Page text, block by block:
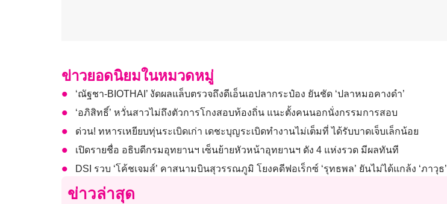
ข่าวยอดนิยมในหมวดหมู่
‘ณัฐชา-BIOTHAI’ งัดผลแล็บตรวจถึงดีเอ็นเอปลากระป๋อง ยันชัด ‘ปลาหมอคางดำ’
‘อภิสิทธิ์’ หวั่นสาวไม่ถึงตัวการโกงสอบท้องถิ่น แนะตั้งคนนอกนั่งกรรมการสอบ
ด่วน! ทหารเหยียบทุ่นระเบิดเก่า เดชะบุญระเบิดทำงานไม่เต็มที่ ได้รับบาดเจ็บเล็กน้อย
เปิดรายชื่อ อธิบดีกรมอุทยานฯ เซ็นย้ายหัวหน้าอุทยานฯ ดัง 4 แห่งรวด มีผลทันที
DSI รวบ ‘โค้ชเจมส์’ คาสนามบินสุวรรณภูมิ โยงคดีฟอเร็กซ์ ‘รุทธพล’ ยันไม่ได้แกล้ง ‘ภาวุธ’
ข่าวล่าสุด